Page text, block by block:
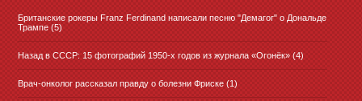
Британские рокеры Franz Ferdinand написали песню "Демагог" о Дональде
Трампе (5)
Назад в СССР: 15 фотографий 1950-х годов из журнала «Огонёк» (4)
Врач-онколог рассказал правду о болезни Фриске (1)